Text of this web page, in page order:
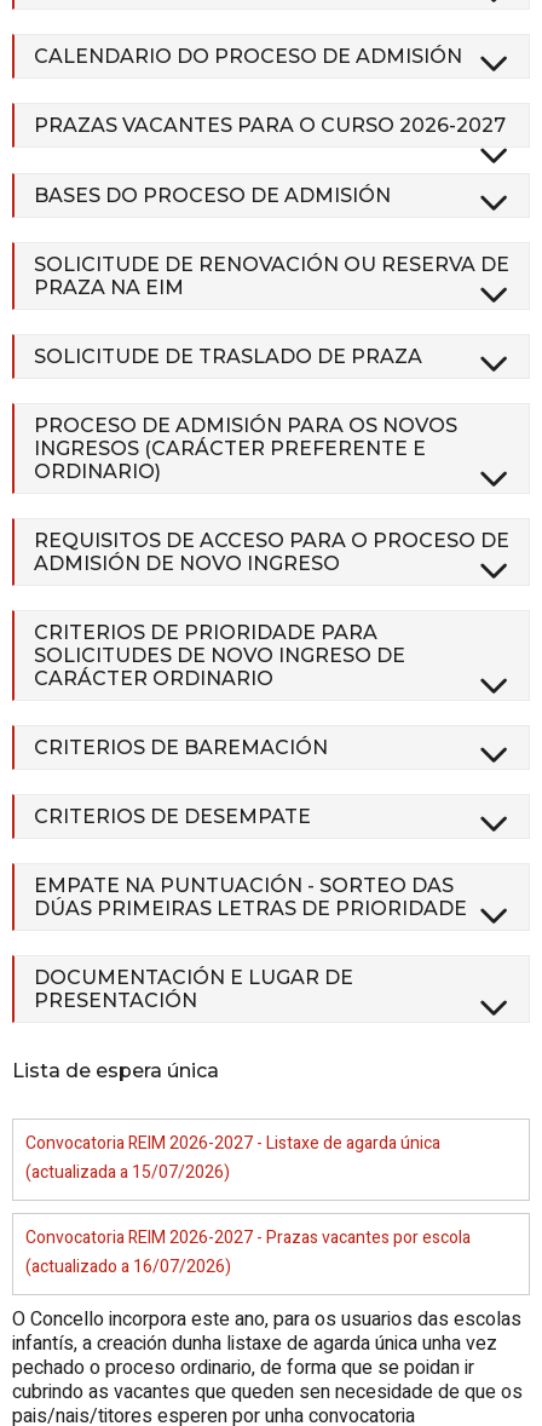
CALENDARIO DO PROCESO DE ADMISIÓN
PRAZAS VACANTES PARA O CURSO 2026-2027
BASES DO PROCESO DE ADMISIÓN
SOLICITUDE DE RENOVACIÓN OU RESERVA DE
PRAZA NA EIM
SOLICITUDE DE TRASLADO DE PRAZA
PROCESO DE ADMISIÓN PARA OS NOVOS
INGRESOS (CARÁCTER PREFERENTE E
ORDINARIO)
REQUISITOS DE ACCESO PARA O PROCESO DE
ADMISIÓN DE NOVO INGRESO
CRITERIOS DE PRIORIDADE PARA
SOLICITUDES DE NOVO INGRESO DE
CARÁCTER ORDINARIO
CRITERIOS DE BAREMACIÓN
CRITERIOS DE DESEMPATE
EMPATE NA PUNTUACIÓN - SORTEO DAS
DÚAS PRIMEIRAS LETRAS DE PRIORIDADE
DOCUMENTACIÓN E LUGAR DE
PRESENTACIÓN
Lista de espera única
Convocatoria REIM 2026-2027 - Listaxe de agarda única
(actualizada a 15/07/2026)
Convocatoria REIM 2026-2027 - Prazas vacantes por escola
(actualizado a 16/07/2026)
O Concello incorpora este ano, para os usuarios das escolas
infantís, a creación dunha listaxe de agarda única unha vez
pechado o proceso ordinario, de forma que se poidan ir
cubrindo as vacantes que queden sen necesidade de que os
pais/nais/titores esperen por unha convocatoria